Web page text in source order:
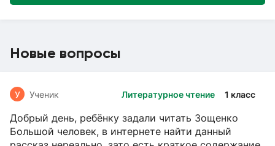
Новые вопросы
Литературное чтение 1 класс
У Ученик
Добрый день, ребёнку задали читать Зощенко
Большой человек, в интернете найти данный